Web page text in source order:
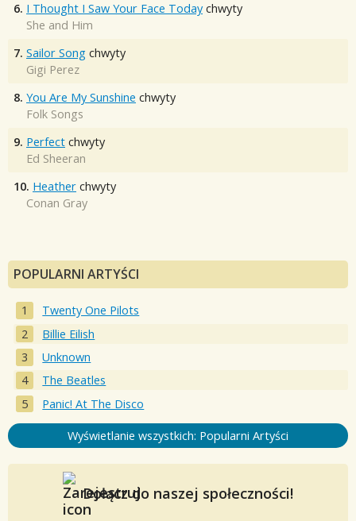
6. I Thought I Saw Your Face Today chwyty
She and Him
7. Sailor Song chwyty
Gigi Perez
8. You Are My Sunshine chwyty
Folk Songs
9. Perfect chwyty
Ed Sheeran
10. Heather chwyty
Conan Gray
POPULARNI ARTYŚCI
Twenty One Pilots
Billie Eilish
Unknown
The Beatles
Panic! At The Disco
Wyświetlanie wszystkich: Popularni Artyści
Dołącz do naszej społeczności!